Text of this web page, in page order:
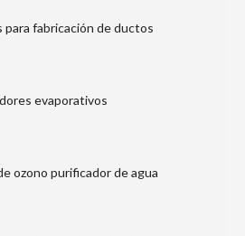
para fabricación de ductos
evaporativos
ozono purificador de agua